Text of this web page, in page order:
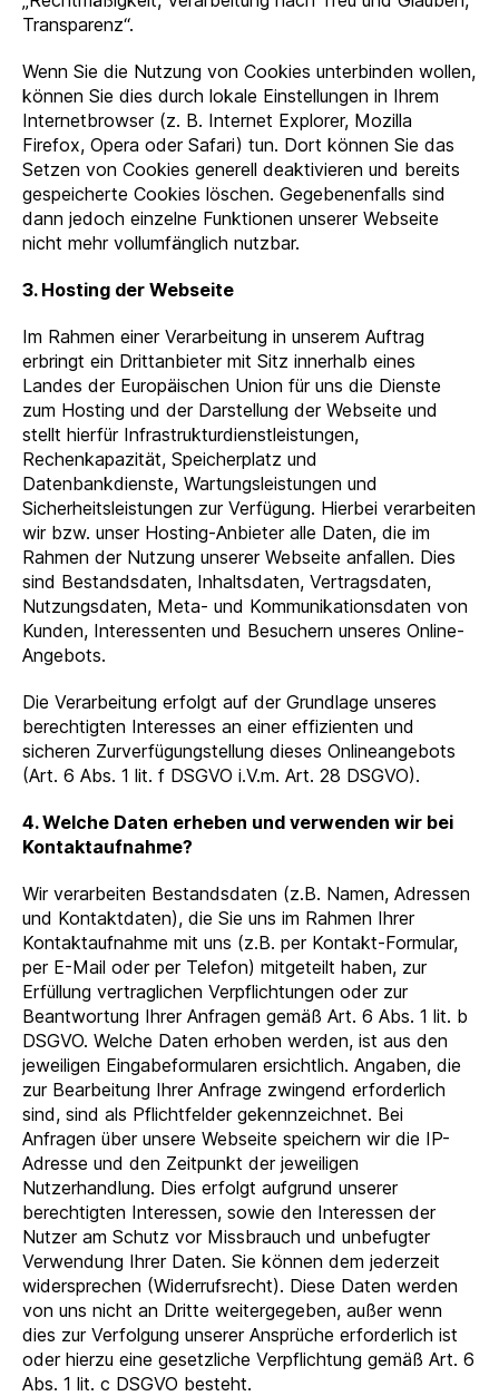
Transparenz“.
Wenn Sie die Nutzung von Cookies unterbinden wollen,
können Sie dies durch lokale Einstellungen in Ihrem
Internetbrowser (z. B. Internet Explorer, Mozilla
Firefox, Opera oder Safari) tun. Dort können Sie das
Setzen von Cookies generell deaktivieren und bereits
gespeicherte Cookies löschen. Gegebenenfalls sind
dann jedoch einzelne Funktionen unserer Webseite
nicht mehr vollumfänglich nutzbar.
3. Hosting der Webseite
Im Rahmen einer Verarbeitung in unserem Auftrag
erbringt ein Drittanbieter mit Sitz innerhalb eines
Landes der Europäischen Union für uns die Dienste
zum Hosting und der Darstellung der Webseite und
stellt hierfür Infrastrukturdienstleistungen,
Rechenkapazität, Speicherplatz und
Datenbankdienste, Wartungsleistungen und
Sicherheitsleistungen zur Verfügung. Hierbei verarbeiten
wir bzw. unser Hosting-Anbieter alle Daten, die im
Rahmen der Nutzung unserer Webseite anfallen. Dies
sind Bestandsdaten, Inhaltsdaten, Vertragsdaten,
Nutzungsdaten, Meta- und Kommunikationsdaten von
Kunden, Interessenten und Besuchern unseres Online-
Angebots.
Die Verarbeitung erfolgt auf der Grundlage unseres
berechtigten Interesses an einer effizienten und
sicheren Zurverfügungstellung dieses Onlineangebots
(Art. 6 Abs. 1 lit. f DSGVO i.V.m. Art. 28 DSGVO).
4. Welche Daten erheben und verwenden wir bei
Kontaktaufnahme?
Wir verarbeiten Bestandsdaten (z.B. Namen, Adressen
und Kontaktdaten), die Sie uns im Rahmen Ihrer
Kontaktaufnahme mit uns (z.B. per Kontakt-Formular,
per E-Mail oder per Telefon) mitgeteilt haben, zur
Erfüllung vertraglichen Verpflichtungen oder zur
Beantwortung Ihrer Anfragen gemäß Art. 6 Abs. 1 lit. b
DSGVO. Welche Daten erhoben werden, ist aus den
jeweiligen Eingabeformularen ersichtlich. Angaben, die
zur Bearbeitung Ihrer Anfrage zwingend erforderlich
sind, sind als Pflichtfelder gekennzeichnet. Bei
Anfragen über unsere Webseite speichern wir die IP-
Adresse und den Zeitpunkt der jeweiligen
Nutzerhandlung. Dies erfolgt aufgrund unserer
berechtigten Interessen, sowie den Interessen der
Nutzer am Schutz vor Missbrauch und unbefugter
Verwendung Ihrer Daten. Sie können dem jederzeit
widersprechen (Widerrufsrecht). Diese Daten werden
von uns nicht an Dritte weitergegeben, außer wenn
dies zur Verfolgung unserer Ansprüche erforderlich ist
oder hierzu eine gesetzliche Verpflichtung gemäß Art. 6
Abs. 1 lit. c DSGVO besteht.